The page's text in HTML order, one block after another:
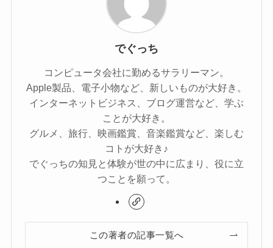
でぐっち
コンピュータ会社に勤めるサラリーマン。
Apple製品、電子小物など、新しいものが大好き。
インターネットビジネス、ブログ運営など、学ぶ
ことが大好き。
グルメ、旅行、映画鑑賞、音楽鑑賞など、楽しむ
コトが大好き♪
でぐっちの知見と体験が世の中に広まり、役に立
つことを願って。
この著者の記事一覧へ